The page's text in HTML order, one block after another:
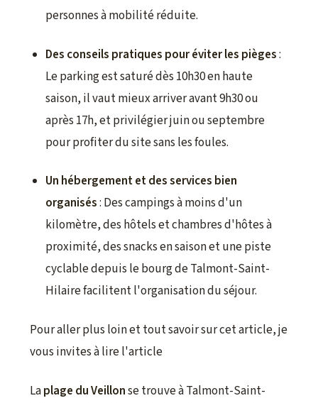
personnes à mobilité réduite.
Des conseils pratiques pour éviter les pièges:
Le parking est saturé dès 10h30 en haute
saison, il vaut mieux arriver avant 9h30 ou
après 17h, et privilégier juin ou septembre
pour profiter du site sans les foules.
Un hébergement et des services bien
organisés: Des campings à moins d'un
kilomètre, des hôtels et chambres d'hôtes à
proximité, des snacks en saison et une piste
cyclable depuis le bourg de Talmont-Saint-
Hilaire facilitent l'organisation du séjour.
Pour aller plus loin et tout savoir sur cet article, je
vous invites à lire l'article
Laplage du Veillonse trouve à Talmont-Saint-